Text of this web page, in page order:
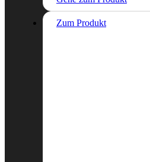
Zum Produkt